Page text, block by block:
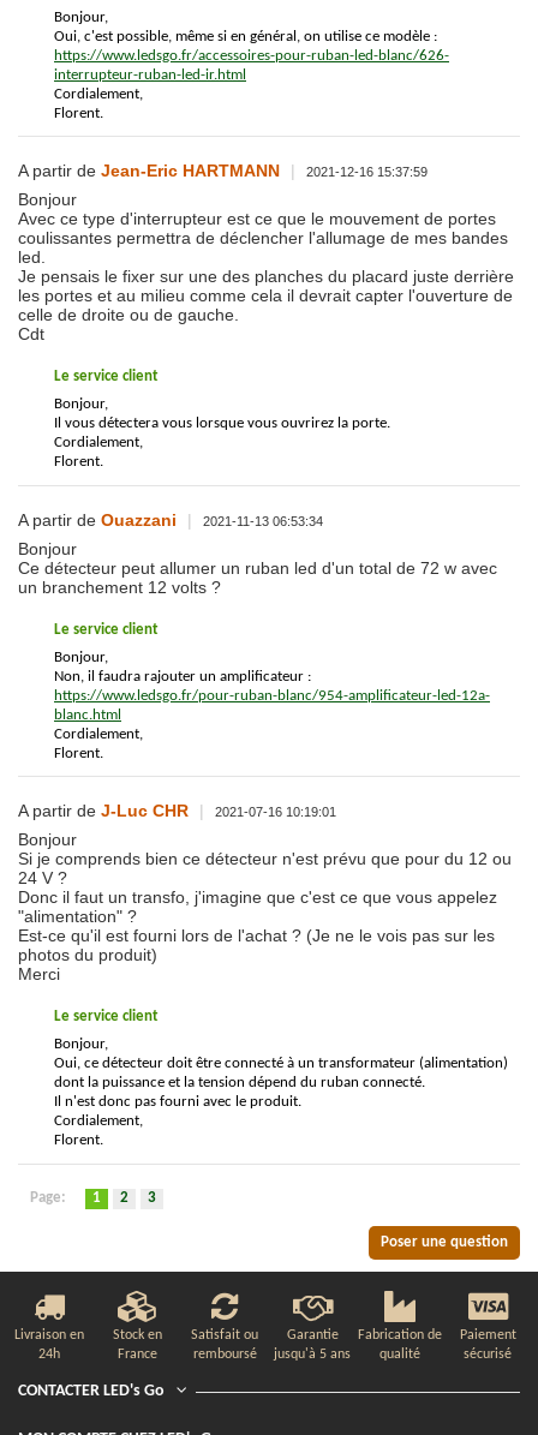
Bonjour,
Oui, c'est possible, même si en général, on utilise ce modèle :
https://www.ledsgo.fr/accessoires-pour-ruban-led-blanc/626-
interrupteur-ruban-led-ir.html
Cordialement,
Florent.
A partir de Jean-Eric HARTMANN | 2021-12-16 15:37:59
Bonjour
Avec ce type d'interrupteur est ce que le mouvement de portes
coulissantes permettra de déclencher l'allumage de mes bandes
led.
Je pensais le fixer sur une des planches du placard juste derrière
les portes et au milieu comme cela il devrait capter l'ouverture de
celle de droite ou de gauche.
Cdt
Le service client
Bonjour,
Il vous détectera vous lorsque vous ouvrirez la porte.
Cordialement,
Florent.
A partir de Ouazzani | 2021-11-13 06:53:34
Bonjour
Ce détecteur peut allumer un ruban led d'un total de 72 w avec
un branchement 12 volts ?
Le service client
Bonjour,
Non, il faudra rajouter un amplificateur :
https://www.ledsgo.fr/pour-ruban-blanc/954-amplificateur-led-12a-
blanc.html
Cordialement,
Florent.
A partir de J-Luc CHR | 2021-07-16 10:19:01
Bonjour
Si je comprends bien ce détecteur n'est prévu que pour du 12 ou
24 V ?
Donc il faut un transfo, j'imagine que c'est ce que vous appelez
"alimentation" ?
Est-ce qu'il est fourni lors de l'achat ? (Je ne le vois pas sur les
photos du produit)
Merci
Le service client
Bonjour,
Oui, ce détecteur doit être connecté à un transformateur (alimentation)
dont la puissance et la tension dépend du ruban connecté.
Il n'est donc pas fourni avec le produit.
Cordialement,
Florent.
Page: 1 2 3
Poser une question
Livraison en
24h
Stock en
France
Satisfait ou
remboursé
Garantie
jusqu'à 5 ans
Fabrication de
qualité
Paiement
sécurisé
CONTACTER LED's Go